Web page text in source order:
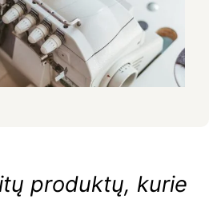
produktų, kurie